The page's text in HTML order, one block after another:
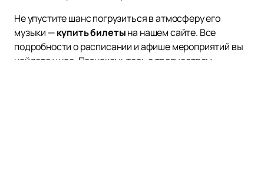
Не упустите шанс погрузиться в атмосферу его
музыки —купить билетына нашем сайте. Все
подробности о расписании и афише мероприятий вы
найдете у нас. Познакомьтесь с творчеством